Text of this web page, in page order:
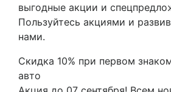
выгодные акции и
Пользуйтесь акциями и
нами.
Скидка 10% при первом
авто